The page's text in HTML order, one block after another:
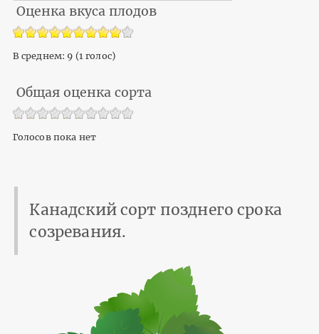
Оценка вкуса плодов
В среднем: 9 (1голос)
Общая оценка сорта
Голосов пока нет
Канадский сорт позднего срока
созревания.